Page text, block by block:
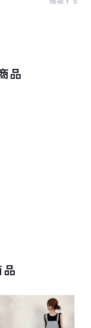
品